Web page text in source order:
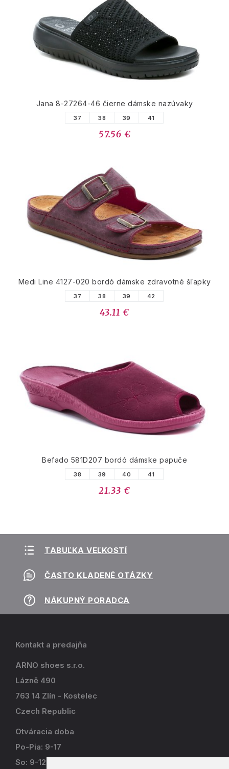
Jana 8-27264-46 čierne dámske nazúvaky
37 38 39 41
57.56 €
Medi Line 4127-020 bordó dámske zdravotné šľapky
37 38 39 42
43.11 €
Befado 581D207 bordó dámske papuče
38 39 40 41
21.33 €
TABUĽKA VEĽKOSTÍ
ČASTO KLADENÉ OTÁZKY
NÁKUPNÝ PORADCA
Kontakt a predajňa
ARNO shoes s.r.o.
Lázně 490
763 14 Zlín - Kostelec
Czech Republic
Otváracia doba
Po-Pia: 9-17
So: 9-12